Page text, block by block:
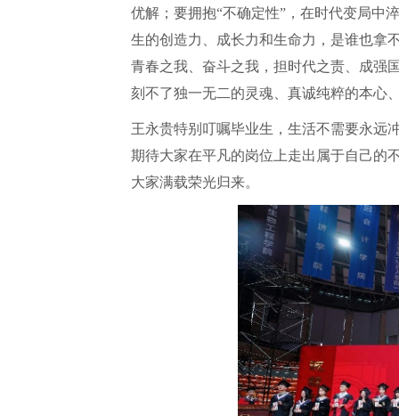
优解；要拥抱“不确定性”，在时代变局中
生的创造力、成长力和生命力，是谁也拿
青春之我、奋斗之我，担时代之责、成强
刻不了独一无二的灵魂、真诚纯粹的本心
王永贵特别叮嘱毕业生，生活不需要永远
期待大家在平凡的岗位上走出属于自己的
大家满载荣光归来。